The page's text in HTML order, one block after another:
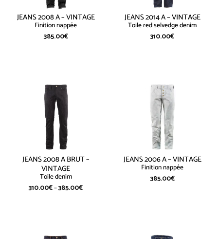
JEANS 2008 A – VINTAGE
Finition nappée
385.00€
JEANS 2014 A – VINTAGE
Toile red selvedge denim
310.00€
JEANS 2008 A BRUT –
VINTAGE
Toile denim
310.00€–385.00€
JEANS 2006 A – VINTAGE
Finition nappée
385.00€